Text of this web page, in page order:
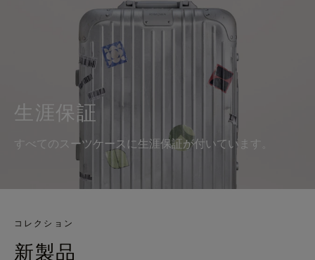
生涯保証
すべてのスーツケースに生涯保証が付いています。
コレクション
新製品